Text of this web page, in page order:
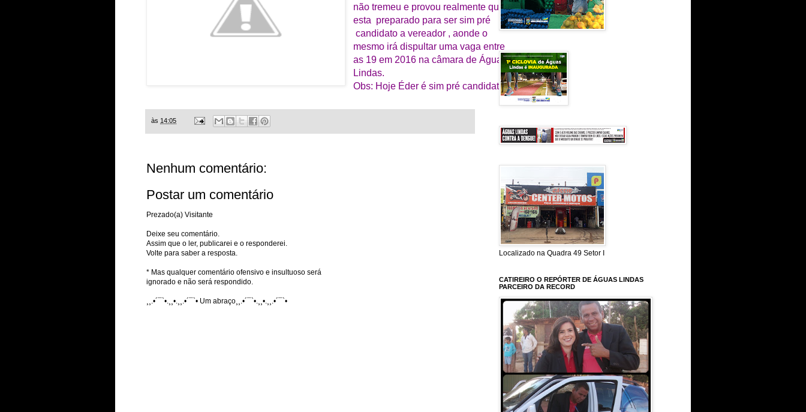
não tremeu e provou realmente que
esta preparado para ser sim pré
candidato a vereador , aonde o
mesmo irá dispultar uma vaga entre
as 19 em 2016 na câmara de Águas
Lindas.
Obs: Hoje Éder é sim pré candidato .
às 14:05
Nenhum comentário:
Postar um comentário
Prezado(a) Visitante
Deixe seu comentário.
Assim que o ler, publicarei e o responderei.
Volte para saber a resposta.
* Mas qualquer comentário ofensivo e insultuoso será
ignorado e não será respondido.
¸¸.•´¯`•.¸¸•.¸¸.•´¯`• Um abraço¸¸.•´¯`•.¸¸•.¸¸.•´¯`•
Localizado na Quadra 49 Setor I
CATIREIRO O REPÓRTER DE ÁGUAS LINDAS
PARCEIRO DA RECORD